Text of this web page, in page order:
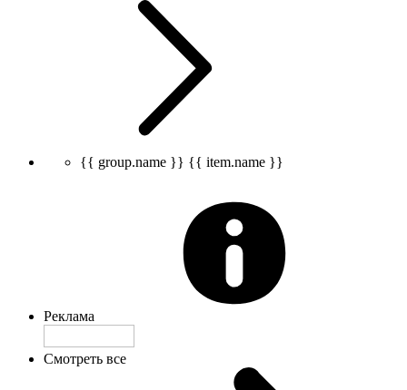
{{ group.name }} {{ item.name }}
Реклама
Смотреть все